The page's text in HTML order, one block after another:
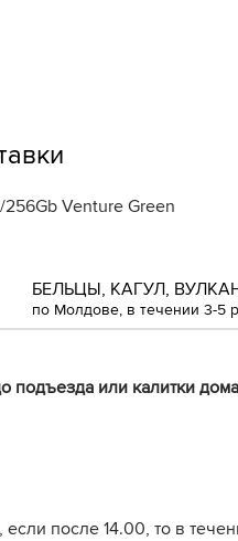
Venture Green
БЕЛЬЦЫ, КАГУЛ,
по Молдове, в течении 3-5
подъезда или калитки
после 14.00, то в